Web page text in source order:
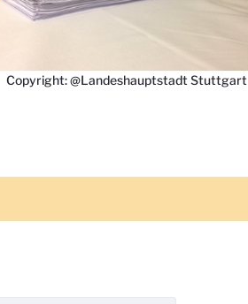
Copyright: @Landeshauptstadt Stuttgart